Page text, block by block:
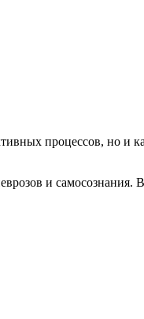
процессов, но и
и